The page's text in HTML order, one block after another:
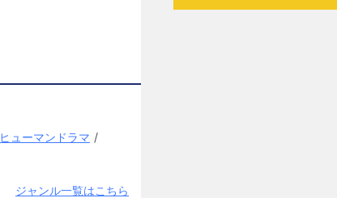
ヒューマンドラマ /
ジャンル一覧はこちら